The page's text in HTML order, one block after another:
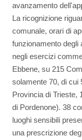
avanzamento
La ricognizione
comunale, orari di
funzionamento degli
negli esercizi
Ebbene, su 215
solamente 70, di cui
Provincia di Trieste,
di Pordenone). 38
luoghi sensibili
una prescrizione